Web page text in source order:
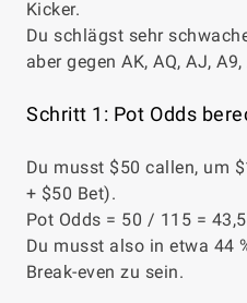
Kicker.
Du schlägst sehr
aber gegen AK, AQ, AJ,
Schritt 1: Pot Odds
Du musst $50 callen, um
+ $50 Bet).
Pot Odds = 50 / 115 = 43,5
Du musst also in etwa 44
Break-even zu sein.